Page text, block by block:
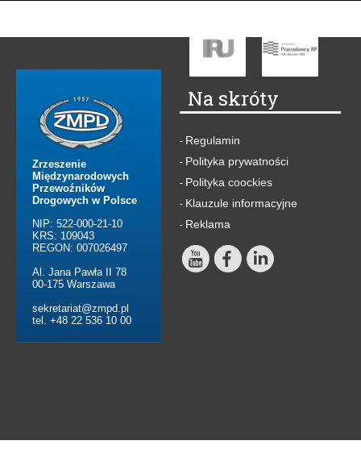
Zrzeszenie
Międzynarodowych
Przewoźników
Drogowych w Polsce
NIP: 522-000-21-10
KRS: 109043
REGON: 007026497
Al. Jana Pawła II 78
00-175 Warszawa
sekretariat@zmpd.pl
tel. +48 22 536 10 00
Na skróty
- Regulamin
- Polityka prywatności
- Polityka coockies
- Klauzule informacyjne
- Reklama